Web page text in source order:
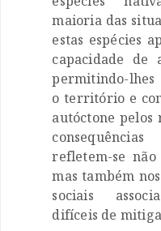
maioria das
estas espécies
capacidade de
permitindo-
o território e
autóctone pelos
refletem-se
mas também
sociais
difíceis de